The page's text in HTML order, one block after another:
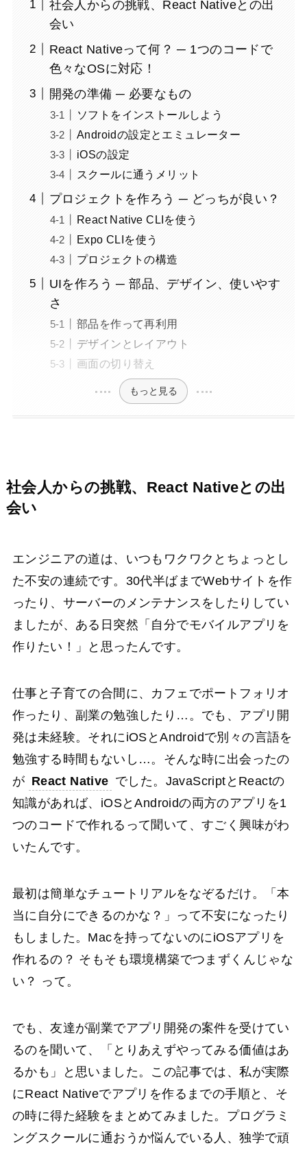
社会人からの挑戦、React Nativeとの出
会い
React Nativeって何？ ─ 1つのコードで
色々なOSに対応！
開発の準備 ─ 必要なもの
ソフトをインストールしよう
Androidの設定とエミュレーター
iOSの設定
スクールに通うメリット
プロジェクトを作ろう ─ どっちが良い？
React Native CLIを使う
Expo CLIを使う
プロジェクトの構造
UIを作ろう ─ 部品、デザイン、使いやす
さ
部品を作って再利用
デザインとレイアウト
画面の切り替え
もっと見る
社会人からの挑戦、React Nativeとの出
会い
エンジニアの道は、いつもワクワクとちょっとし
た不安の連続です。30代半ばまでWebサイトを作
ったり、サーバーのメンテナンスをしたりしてい
ましたが、ある日突然「自分でモバイルアプリを
作りたい！」と思ったんです。
仕事と子育ての合間に、カフェでポートフォリオ
作ったり、副業の勉強したり…。でも、アプリ開
発は未経験。それにiOSとAndroidで別々の言語を
勉強する時間もないし…。そんな時に出会ったの
が React Native でした。JavaScriptとReactの
知識があれば、iOSとAndroidの両方のアプリを1
つのコードで作れるって聞いて、すごく興味がわ
いたんです。
最初は簡単なチュートリアルをなぞるだけ。「本
当に自分にできるのかな？」って不安になったり
もしました。Macを持ってないのにiOSアプリを
作れるの？ そもそも環境構築でつまずくんじゃな
い？ って。
でも、友達が副業でアプリ開発の案件を受けてい
るのを聞いて、「とりあえずやってみる価値はあ
るかも」と思いました。この記事では、私が実際
にReact Nativeでアプリを作るまでの手順と、そ
の時に得た経験をまとめてみました。プログラミ
ングスクールに通おうか悩んでいる人、独学で頑